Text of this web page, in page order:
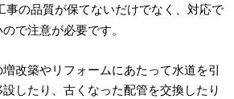
事の品質が保てないだけでなく、対応で
で注意が必要です。
改築やリフォームにあたって水道を引
したり、古くなった配管を交換したり